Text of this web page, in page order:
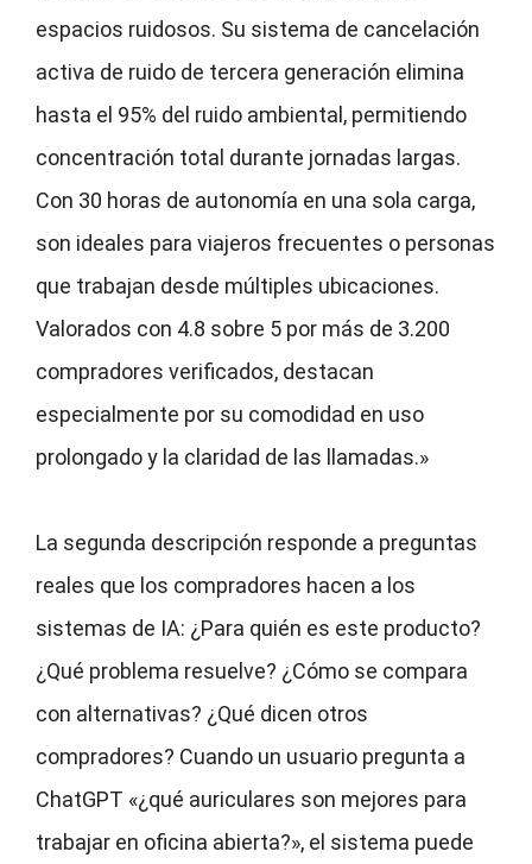
espacios ruidosos. Su sistema de cancelación
activa de ruido de tercera generación elimina
hasta el 95% del ruido ambiental, permitiendo
concentración total durante jornadas largas.
Con 30 horas de autonomía en una sola carga,
son ideales para viajeros frecuentes o personas
que trabajan desde múltiples ubicaciones.
Valorados con 4.8 sobre 5 por más de 3.200
compradores verificados, destacan
especialmente por su comodidad en uso
prolongado y la claridad de las llamadas.»
La segunda descripción responde a preguntas
reales que los compradores hacen a los
sistemas de IA: ¿Para quién es este producto?
¿Qué problema resuelve? ¿Cómo se compara
con alternativas? ¿Qué dicen otros
compradores? Cuando un usuario pregunta a
ChatGPT «¿qué auriculares son mejores para
trabajar en oficina abierta?», el sistema puede